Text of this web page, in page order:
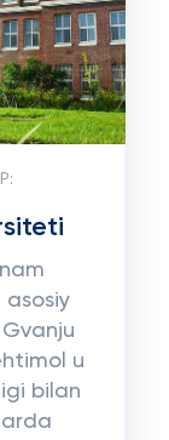
asosiy
u
bilan